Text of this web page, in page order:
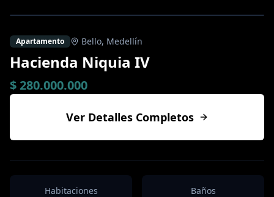
Apartamento Bello, Medellín
Hacienda Niquia IV
$ 280.000.000
Ver Detalles Completos
Habitaciones Baños